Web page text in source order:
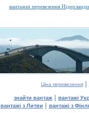
вантажні перевезення
Ціна перевезення|
знайти вантаж | вантажі
вантажі з Литви | вантажі з